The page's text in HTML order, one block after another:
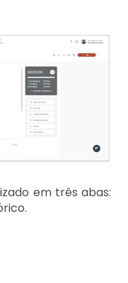
em três abas: